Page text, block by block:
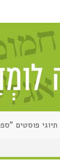
תיוגי פוסטים